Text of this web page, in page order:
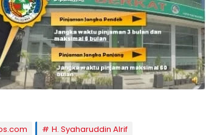
H. Syaharuddin Alrif